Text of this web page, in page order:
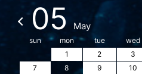
05 May
sun mon tue wed
1
2 3
7
8 9 10